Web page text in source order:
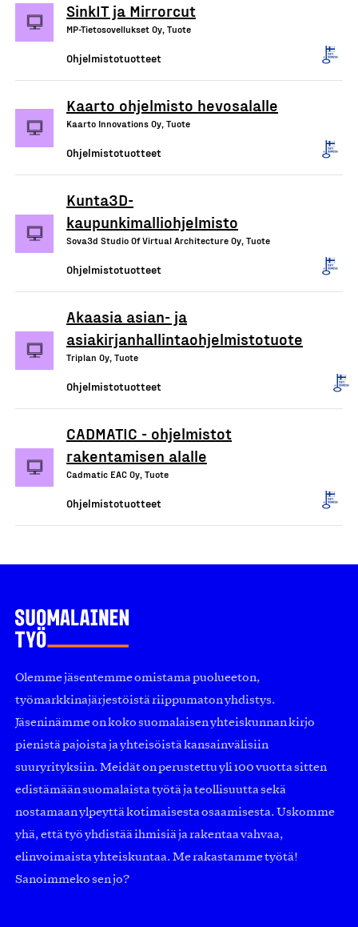
SinkIT ja Mirrorcut
MP-Tietosovellukset Oy, Tuote
Ohjelmistotuotteet
Kaarto ohjelmisto hevosalalle
Kaarto Innovations Oy, Tuote
Ohjelmistotuotteet
Kunta3D-
kaupunkimalliohjelmisto
Sova3d Studio Of Virtual Architecture Oy, Tuote
Ohjelmistotuotteet
Akaasia asian- ja
asiakirjanhallintaohjelmistotuote
Triplan Oy, Tuote
Ohjelmistotuotteet
CADMATIC - ohjelmistot
rakentamisen alalle
Cadmatic EAC Oy, Tuote
Ohjelmistotuotteet
Olemme jäsentemme omistama puolueeton,
työmarkkinajärjestöistä riippumaton yhdistys.
Jäseninämme on koko suomalaisen yhteiskunnan kirjo
pienistä pajoista ja yhteisöistä kansainvälisiin
suuryrityksiin. Meidät on perustettu yli 100 vuotta sitten
edistämään suomalaista työtä ja teollisuutta sekä
nostamaan ylpeyttä kotimaisesta osaamisesta. Uskomme
yhä, että työ yhdistää ihmisiä ja rakentaa vahvaa,
elinvoimaista yhteiskuntaa. Me rakastamme työtä!
Sanoimmeko sen jo?